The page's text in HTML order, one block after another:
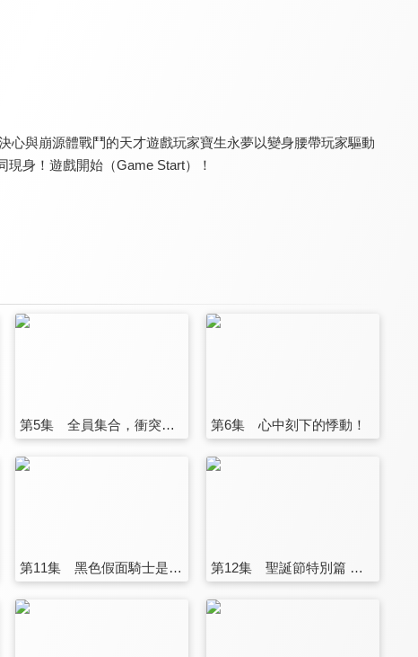
全 25 集
心與崩源體戰鬥的天才遊戲玩家寶生永夢以變身腰帶玩家驅動
身！遊戲開始（Game Start）！
第5集 全員集合，衝突爆發！ 第6集 心中刻下的悸動！
第11集 黑色假面騎士是誰？ 第12集 聖誕節特別篇 被盯上的白銀聖誕！